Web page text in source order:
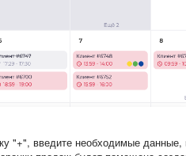
"+", введите необходимые